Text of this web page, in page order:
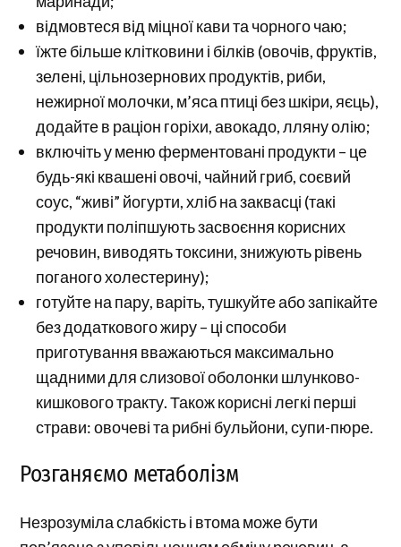
відмовтеся від міцної кави та чорного чаю;
їжте більше клітковини і білків (овочів, фруктів,
зелені, цільнозернових продуктів, риби,
нежирної молочки, м’яса птиці без шкіри, яєць),
додайте в раціон горіхи, авокадо, лляну олію;
включіть у меню ферментовані продукти – це
будь-які квашені овочі, чайний гриб, соєвий
соус, “живі” йогурти, хліб на заквасці (такі
продукти поліпшують засвоєння корисних
речовин, виводять токсини, знижують рівень
поганого холестерину);
готуйте на пару, варіть, тушкуйте або запікайте
без додаткового жиру – ці способи
приготування вважаються максимально
щадними для слизової оболонки шлунково-
кишкового тракту. Також корисні легкі перші
страви: овочеві та рибні бульйони, супи-пюре.
Розганяємо метаболізм
Незрозуміла слабкість і втома може бути